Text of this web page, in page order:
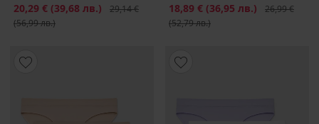
Намаление
20,29 € (39,68 лв.) Първоначална цена
29,14 €
(56,99 лв.)
Намаление
18,89 € (36,95 лв.)
26,99 €
(52,79 лв.)